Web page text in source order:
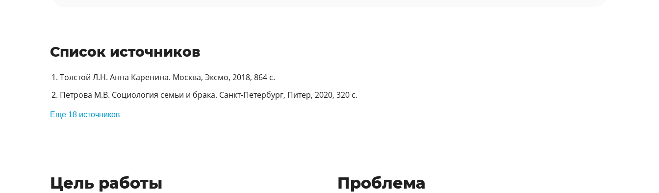
Список источников
Толстой Л.Н. Анна Каренина. Москва, Эксмо, 2018, 864 с.
Петрова М.В. Социология семьи и брака. Санкт-Петербург, Питер, 2020, 320 с.
Еще 18 источников
Цель работы Проблема